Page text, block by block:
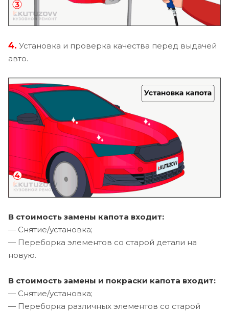
4. Установка и проверка качества перед выдачей
авто.
В стоимость замены капота входит:
— Снятие/установка;
— Переборка элементов со старой детали на
новую.
В стоимость замены и покраски капота входит:
— Снятие/установка;
— Переборка различных элементов со старой